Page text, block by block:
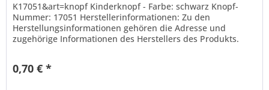
K17051&art=knopf Kinderknopf - Farbe: schwarz Knopf-
Nummer: 17051 Herstellerinformationen: Zu den
Herstellungsinformationen gehören die Adresse und
zugehörige Informationen des Herstellers des Produkts.
0,70 € *